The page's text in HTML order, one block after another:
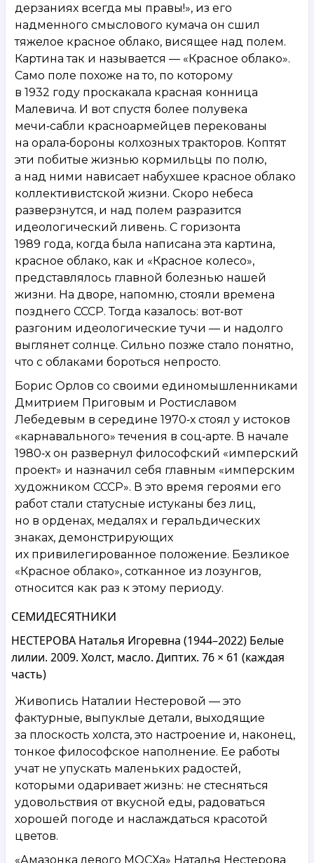
дерзаниях всегда мы правы!», из его
надменного смыслового кумача он сшил
тяжелое красное облако, висящее над полем.
Картина так и называется — «Красное облако».
Само поле похоже на то, по которому
в 1932 году проскакала красная конница
Малевича. И вот спустя более полувека
мечи‑сабли красноармейцев перекованы
на орала‑бороны колхозных тракторов. Коптят
эти побитые жизнью кормильцы по полю,
а над ними нависает набухшее красное облако
коллективистской жизни. Скоро небеса
разверзнутся, и над полем разразится
идеологический ливень. С горизонта
1989 года, когда была написана эта картина,
красное облако, как и «Красное колесо»,
представлялось главной болезнью нашей
жизни. На дворе, напомню, стояли времена
позднего СССР. Тогда казалось: вот‑вот
разгоним идеологические тучи — и надолго
выглянет солнце. Сильно позже стало понятно,
что с облаками бороться непросто.
Борис Орлов со своими единомышленниками
Дмитрием Приговым и Ростиславом
Лебедевым в середине 1970‑х стоял у истоков
«карнавального» течения в соц‑арте. В начале
1980‑х он развернул философский «имперский
проект» и назначил себя главным «имперским
художником СССР». В это время героями его
работ стали статусные истуканы без лиц,
но в орденах, медалях и геральдических
знаках, демонстрирующих
их привилегированное положение. Безликое
«Красное облако», сотканное из лозунгов,
относится как раз к этому периоду.
СЕМИДЕСЯТНИКИ
НЕСТЕРОВА Наталья Игоревна (1944–2022) Белые
лилии. 2009. Холст, масло. Диптих. 76 × 61 (каждая
часть)
Живопись Наталии Нестеровой — это
фактурные, выпуклые детали, выходящие
за плоскость холста, это настроение и, наконец,
тонкое философское наполнение. Ее работы
учат не упускать маленьких радостей,
которыми одаривает жизнь: не стесняться
удовольствия от вкусной еды, радоваться
хорошей погоде и наслаждаться красотой
цветов.
«Амазонка левого МОСХа» Наталья Нестерова